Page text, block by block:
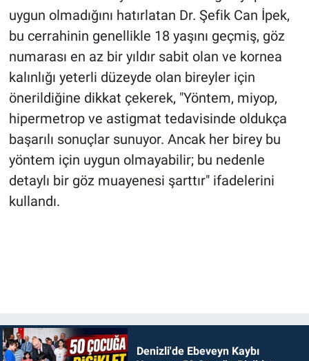
uygun olmadığını hatırlatan Dr. Şefik Can İpek,
bu cerrahinin genellikle 18 yaşını geçmiş, göz
numarası en az bir yıldır sabit olan ve kornea
kalınlığı yeterli düzeyde olan bireyler için
önerildiğine dikkat çekerek, "Yöntem, miyop,
hipermetrop ve astigmat tedavisinde oldukça
başarılı sonuçlar sunuyor. Ancak her birey bu
yöntem için uygun olmayabilir; bu nedenle
detaylı bir göz muayenesi şarttır" ifadelerini
kullandı.
Denizli'de Ebeveyn Kaybı